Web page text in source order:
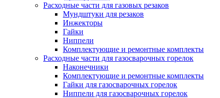
Расходные части для газовых резаков
Мундштуки для резаков
Инжекторы
Гайки
Ниппели
Комплектующие и ремонтные комплекты
Расходные части для газосварочных горелок
Наконечники
Комплектующие и ремонтные комплекты
Гайки для газосварочных горелок
Ниппели для газосварочных горелок